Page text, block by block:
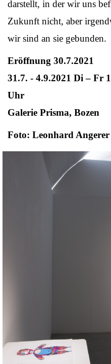
darstellt, in der wir uns
Zukunft nicht, aber
wir sind an sie gebunden.
Eröffnung 30.7.2021
31.7. - 4.9.2021 Di – Fr
Uhr
Galerie Prisma, Bozen
Foto: Leonhard Angerer